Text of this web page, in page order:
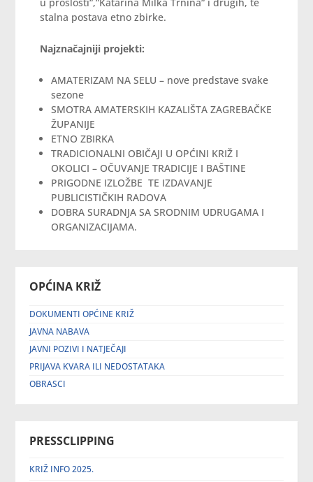
OPĆINA KRIŽ
DOKUMENTI OPĆINE KRIŽ
JAVNA NABAVA
JAVNI POZIVI I NATJEČAJI
PRIJAVA KVARA ILI NEDOSTATAKA
OBRASCI
PRESSCLIPPING
KRIŽ INFO 2025.
stalna postava etno zbirke.
Najznačajniji projekti:
AMATERIZAM NA SELU – nove predstave svake
sezone
SMOTRA AMATERSKIH KAZALIŠTA ZAGREBAČKE
ŽUPANIJE
ETNO ZBIRKA
TRADICIONALNI OBIČAJI U OPĆINI KRIŽ I
OKOLICI – OČUVANJE TRADICIJE I BAŠTINE
PRIGODNE IZLOŽBE TE IZDAVANJE
PUBLICISTIČKIH RADOVA
DOBRA SURADNJA SA SRODNIM UDRUGAMA I
ORGANIZACIJAMA.